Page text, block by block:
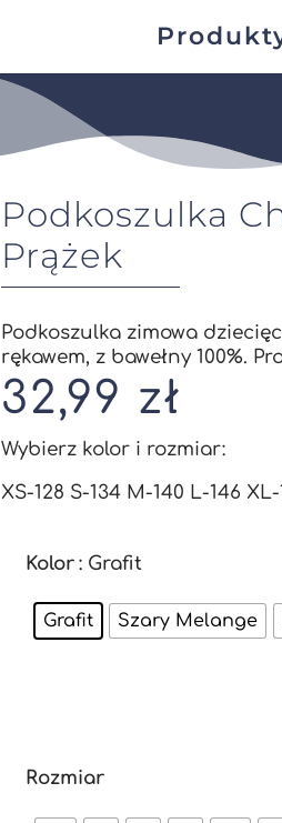
Podkoszulka
Prążek
Podkoszulka zimowa
rękawem, z bawełny 100%.
32,99 zł
Wybierz kolor i rozmiar:
XS-128 S-134 M-140 L-146
Kolor : Grafit
Grafit Szary Melange
Rozmiar